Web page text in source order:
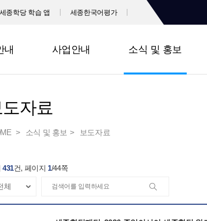
세종학당 학습 앱 세종한국어평가
내 사업안내 소식 및 홍보
도자료
소식 및 홍보 보도자료
431건, 페이지 1/44쪽